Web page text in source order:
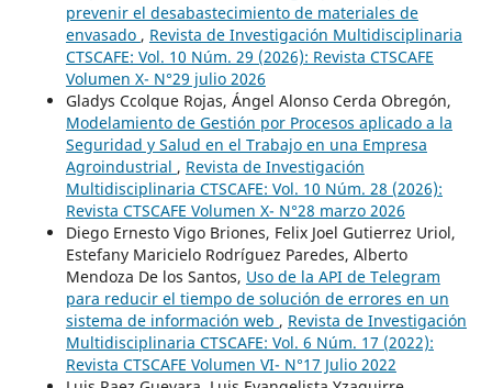
prevenir el desabastecimiento de materiales de
envasado , Revista de Investigación Multidisciplinaria
CTSCAFE: Vol. 10 Núm. 29 (2026): Revista CTSCAFE
Volumen X- N°29 julio 2026
Gladys Ccolque Rojas, Ángel Alonso Cerda Obregón,
Modelamiento de Gestión por Procesos aplicado a la
Seguridad y Salud en el Trabajo en una Empresa
Agroindustrial , Revista de Investigación
Multidisciplinaria CTSCAFE: Vol. 10 Núm. 28 (2026):
Revista CTSCAFE Volumen X- N°28 marzo 2026
Diego Ernesto Vigo Briones, Felix Joel Gutierrez Uriol,
Estefany Maricielo Rodríguez Paredes, Alberto
Mendoza De los Santos, Uso de la API de Telegram
para reducir el tiempo de solución de errores en un
sistema de información web , Revista de Investigación
Multidisciplinaria CTSCAFE: Vol. 6 Núm. 17 (2022):
Revista CTSCAFE Volumen VI- N°17 Julio 2022